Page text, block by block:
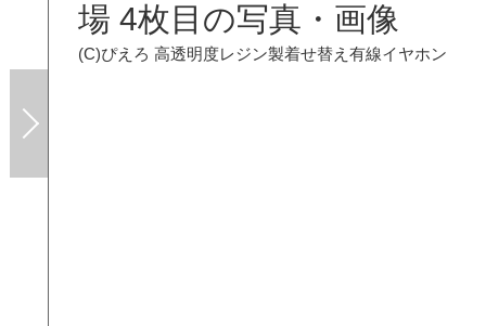
場 4枚目の写真・画像
(C)ぴえろ 高透明度レジン製着せ替え有線イヤホン